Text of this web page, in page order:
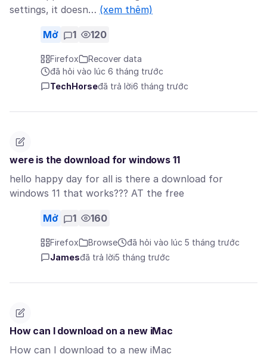
settings, it doesn… (xem thêm)
Mở 1 120
Firefox
Recover data
đã hỏi vào lúc 6 tháng trước
TechHorseđã trả lời6 tháng trước
were is the download for windows 11
hello happy day for all is there a download for
windows 11 that works??? AT the free
Mở 1 160
Firefox Browse
đã hỏi vào lúc 5 tháng trước
Jamesđã trả lời5 tháng trước
How can I download on a new iMac
How can I download to a new iMac